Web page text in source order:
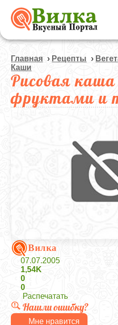
Главная › Рецепты ›
Каши
Рисовая каша
фруктами и
Вилка
07.07.2005
1,54K
0
0
Распечатать
Нашли ошибку?
Мне нравится